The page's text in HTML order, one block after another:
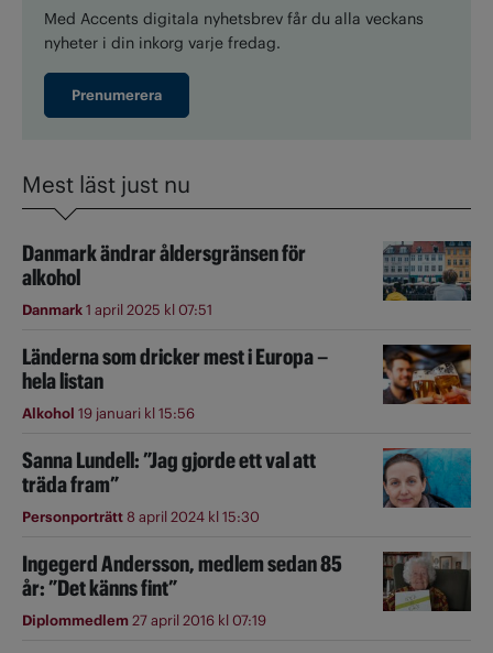
Med Accents digitala nyhetsbrev får du alla veckans
nyheter i din inkorg varje fredag.
Prenumerera
Mest läst just nu
Danmark ändrar åldersgränsen för
alkohol
Danmark1 april 2025 kl 07:51
Länderna som dricker mest i Europa –
hela listan
Alkohol 19 januari kl 15:56
Sanna Lundell: ”Jag gjorde ett val att
träda fram”
Personporträtt8 april 2024 kl 15:30
Ingegerd Andersson, medlem sedan 85
år: ”Det känns fint”
Diplommedlem27 april 2016 kl 07:19